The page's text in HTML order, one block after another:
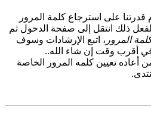
على استرجاع كلمة المرور
ذلك انتقل إلى صفحة الدخول ثم
المرور ، اتبع الإرشادات وسوف
أقرب وقت إن شاء الله..
أعاده تعيين كلمه المرور الخاصة